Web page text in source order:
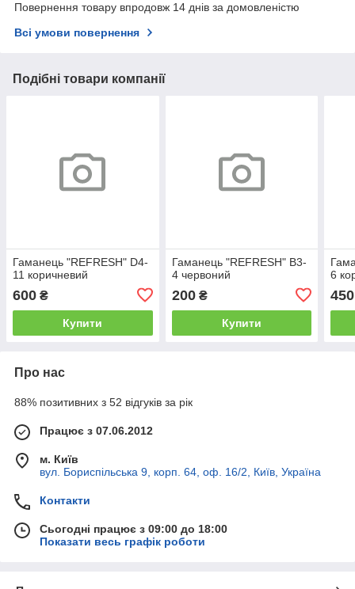
Повернення товару впродовж 14 днів за домовленістю
Всі умови повернення
Подібні товари компанії
Гаманець "REFRESH" D4-
11 коричневий
600 ₴
Купити
Гаманець "REFRESH" B3-
4 червоний
200₴
Купити
6
450
Про нас
88% позитивних з 52 відгуків за рік
Працює з 07.06.2012
м. Київ
вул. Бориспільська 9, корп. 64, оф. 16/2, Київ, Україна
Контакти
Сьогодні працює з 09:00 до 18:00
Показати весь графік роботи